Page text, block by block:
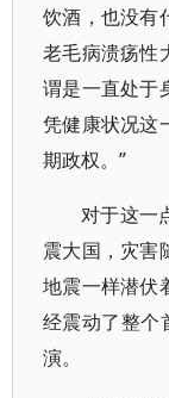
饮酒，也没有
老毛病溃疡性
谓是一直处于
凭健康状况这
期政权。”
对于这一
震大国，灾害
地震一样潜伏
经震动了整个
演。